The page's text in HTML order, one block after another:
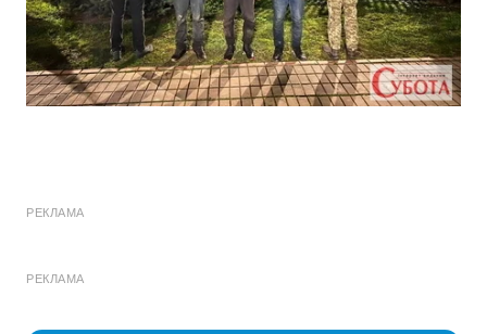
РЕКЛАМА
РЕКЛАМА